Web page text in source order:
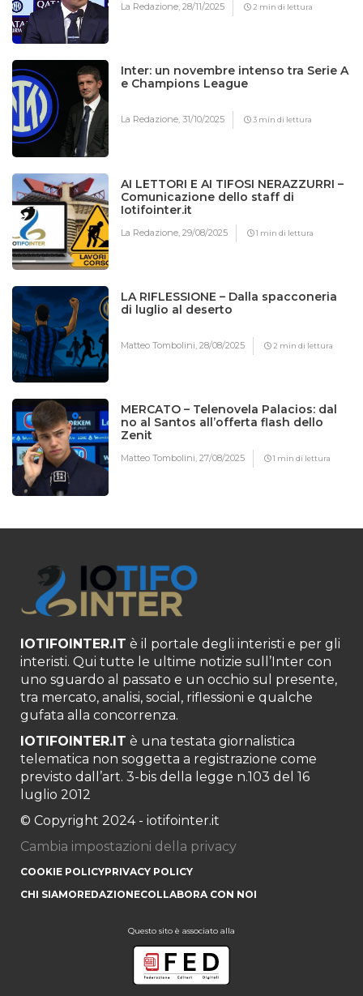
La Redazione,28/11/2025 2 min di lettura
Inter: un novembre intenso tra Serie A
e Champions League
La Redazione,31/10/2025 3 min di lettura
AI LETTORI E AI TIFOSI NERAZZURRI –
Comunicazione dello staff di
Iotifointer.it
La Redazione,29/08/2025 1 min di lettura
LA RIFLESSIONE – Dalla spacconeria
di luglio al deserto
Matteo Tombolini,28/08/2025 2 min di lettura
MERCATO – Telenovela Palacios: dal
no al Santos all’offerta flash dello
Zenit
Matteo Tombolini,27/08/2025 1 min di lettura
IOTIFOINTER.IT è il portale degli interisti e per gli
interisti. Qui tutte le ultime notizie sull’Inter con
uno sguardo al passato e un occhio sul presente,
tra mercato, analisi, social, riflessioni e qualche
gufata alla concorrenza.
IOTIFOINTER.IT è una testata giornalistica
telematica non soggetta a registrazione come
previsto dall’art. 3-bis della legge n.103 del 16
luglio 2012
© Copyright 2024 - iotifointer.it
Cambia impostazioni della privacy
COOKIE POLICYPRIVACY POLICY
CHI SIAMOREDAZIONECOLLABORA CON NOI
Questo sito è associato alla